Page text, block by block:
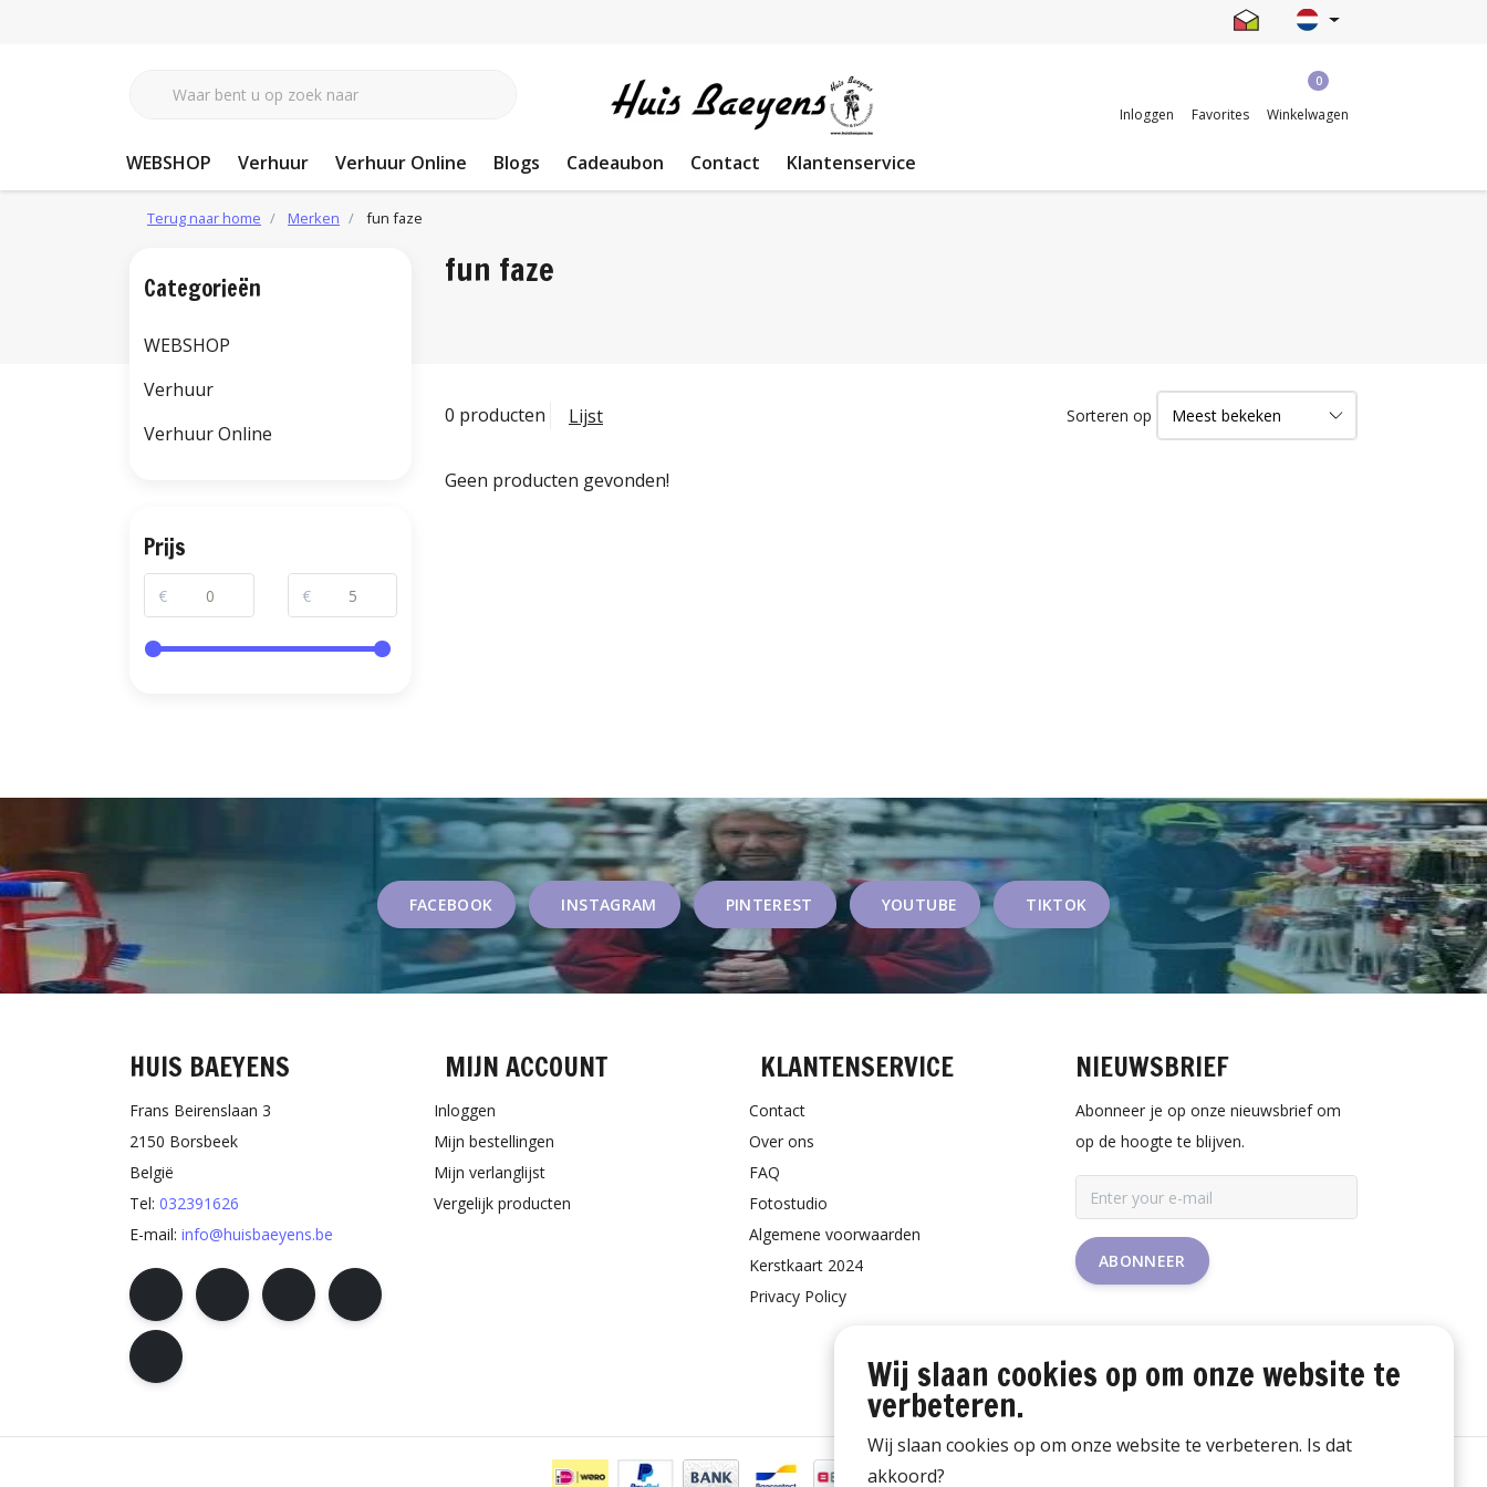
Inloggen Favorites
0
Winkelwagen
WEBSHOP Verhuur Verhuur Online Blogs Cadeaubon Contact Klantenservice
Terug naar home Merken fun faze
fun faze
0 producten Lijst Sorteren op
Geen producten gevonden!
Categorieën
WEBSHOP
Verhuur
Verhuur Online
Prijs
€ €
FACEBOOK INSTAGRAM PINTEREST YOUTUBE TIKTOK
HUIS BAEYENS
Frans Beirenslaan 3
2150 Borsbeek
België
Tel: 032391626
E-mail: info@huisbaeyens.be
MIJN ACCOUNT
Inloggen
Mijn bestellingen
Mijn verlanglijst
Vergelijk producten
KLANTENSERVICE
Contact
Over ons
FAQ
Fotostudio
Algemene voorwaarden
Kerstkaart 2024
Privacy Policy
NIEUWSBRIEF
Abonneer je op onze nieuwsbrief om
op de hoogte te blijven.
ABONNEER
Wij slaan cookies op om onze website te
verbeteren.
Wij slaan cookies op om onze website te verbeteren. Is dat
akkoord?